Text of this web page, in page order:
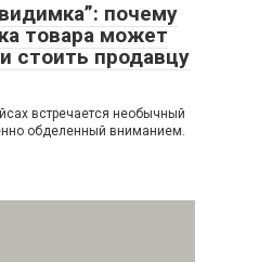
почему
товара может
стоить продавцу
встречается необычный
обделенный вниманием.